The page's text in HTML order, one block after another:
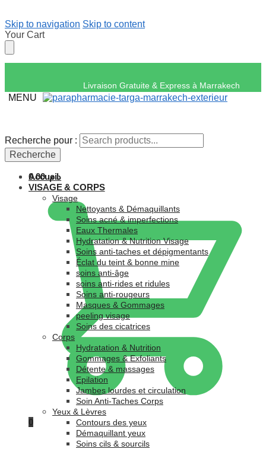
Skip to navigation Skip to content
Your Cart
Livraison Gratuite &
MENU
Recherche pour :
Recherche
د.م.0.00
0
Recherche pour :
Recherche
Accueil
VISAGE & CORPS
Visage
Nettoyants & Démaquillants
Soins acné & imperfections
Eaux Thermales
Hydratation & Nutrition Visage
Soins anti-taches et dépigmentants
Éclat du teint & bonne mine
soins anti-âge
soins anti-rides et ridules
Soins anti-rougeurs
Masques & Gommages
peeling visage
Soins des cicatrices
Corps
Hydratation & Nutrition
Gommages & Exfoliants
Détente & massages
Epilation
Jambes lourdes et circulation
Soin Anti-Taches Corps
Yeux & Lèvres
Contours des yeux
Démaquillant yeux
Soins cils & sourcils